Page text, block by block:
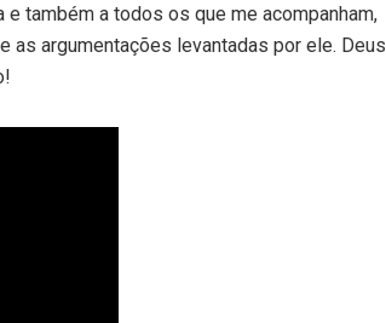
também a todos os que me acompanham,
argumentações levantadas por ele. Deus